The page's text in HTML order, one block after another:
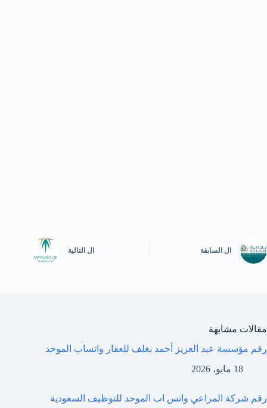
ال السابقة ال التالية
مقالات مشابهة
رقم مؤسسة عبد العزيز أحمد بغلف للعقار واتساب الموحد
18 مايو، 2026
رقم شركة المراعي واتس اب الموحد للتوظيف السعودية